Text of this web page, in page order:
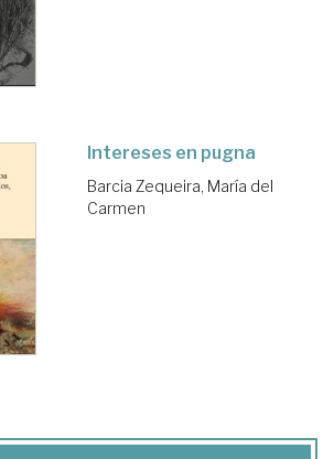
Intereses en pugna
Barcia Zequeira, María del
Carmen